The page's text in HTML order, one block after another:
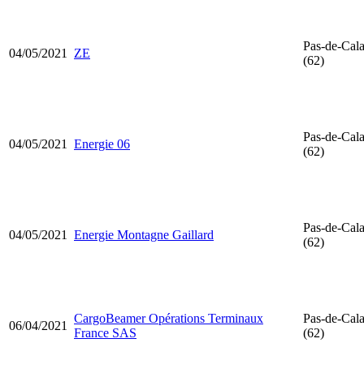
04/05/2021 ZE
Pas-de-
(62)
04/05/2021 Energie 06
Pas-de-
(62)
04/05/2021 Energie Montagne Gaillard
Pas-de-
(62)
06/04/2021
CargoBeamer Opérations Terminaux
France SAS
Pas-de-
(62)